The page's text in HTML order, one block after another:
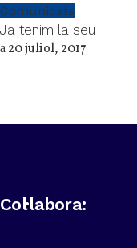
Comunicats
Ja tenim la seu
20 juliol, 2017
Col·labora: